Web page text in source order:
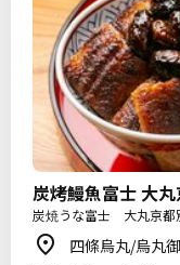
炭烤鰻魚富士 大
炭焼うな富士 大丸京都
四條烏丸/烏丸